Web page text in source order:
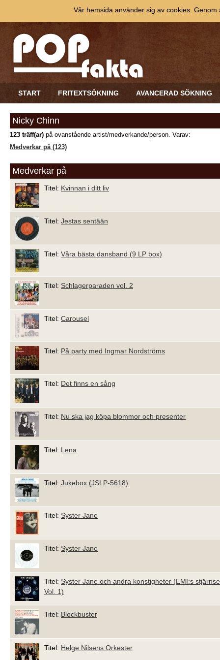
START FRITEXTSÖKNING AVANCERAD SÖKNING
Nicky Chinn
123 träff(ar) på ovanstående artist/medverkande/person. Varav:
Medverkar på (123)
Medverkar på
Titel: Kvinnan i ditt liv
Titel: Jestas sentään
Titel: Våra bästa dansband (9 LP box)
Titel: Schlagerparaden vol. 2
Titel: Carousel
Titel: På party med Ingmar Nordströms
Titel: Det finns en sång
Titel: Nu ska jag köpa blommor och presenter
Titel: Lena
Titel: Jukebox (JSLP-5618)
Titel: Syster Jane
Titel: Syster Jane
Titel: Syster Jane och andra konstigheter (EMI:s
Vol. 1)
Titel: Blockbuster
Titel: Helge Nilsens Orkester
Vår hemsida använder sig av cookies.